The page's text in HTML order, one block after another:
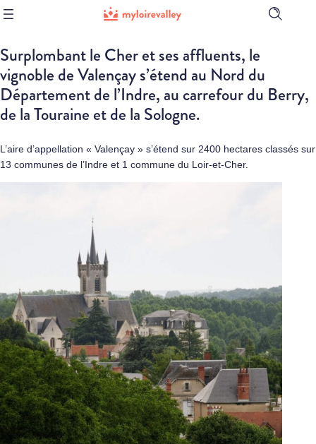
Ouvrir
Surplombant le Cher et ses affluents, le
vignoble de Valençay s’étend au Nord du
Département de l’Indre, au carrefour du Berry,
de la Touraine et de la Sologne.
L’aire d’appellation « Valençay » s’étend sur 2400 hectares classés sur
13 communes de l’Indre et 1 commune du Loir-et-Cher.